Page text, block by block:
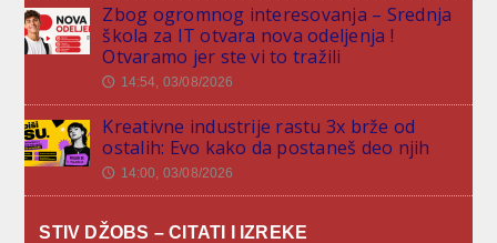
Zbog ogromnog interesovanja – Srednja
škola za IT otvara nova odeljenja !
Otvaramo jer ste vi to tražili
🕔 14:54, 03/08/2026
Kreativne industrije rastu 3x brže od
ostalih: Evo kako da postaneš deo njih
🕔 14:00, 03/08/2026
STIV DŽOBS – CITATI I IZREKE